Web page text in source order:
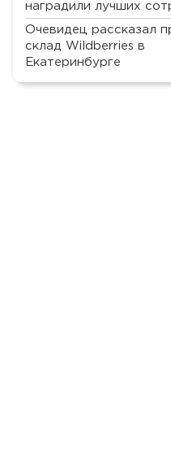
наградили лучших
Очевидец рассказал
склад Wildberries в
Екатеринбурге